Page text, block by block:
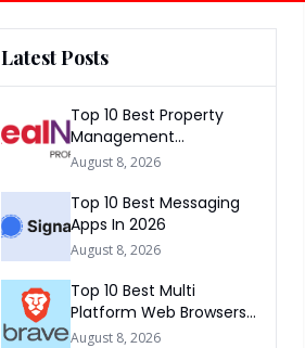
Latest Posts
Top 10 Best Property
Management
Companies In South
August 8, 2026
Top 10 Best Messaging
Apps In 2026
August 8, 2026
Top 10 Best Multi
Platform Web Browsers
In The world 2026
August 8, 2026